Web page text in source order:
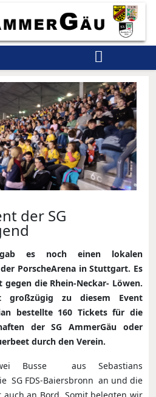
der SG
es noch einen lokalen
PorscheArena in Stuttgart. Es
die Rhein-Neckar- Löwen.
großzügig zu diesem Event
bestellte 160 Tickets für die
der SG AmmerGäu oder
durch den Verein.
Busse aus Sebastians
SG FDS-Baiersbronn an und die